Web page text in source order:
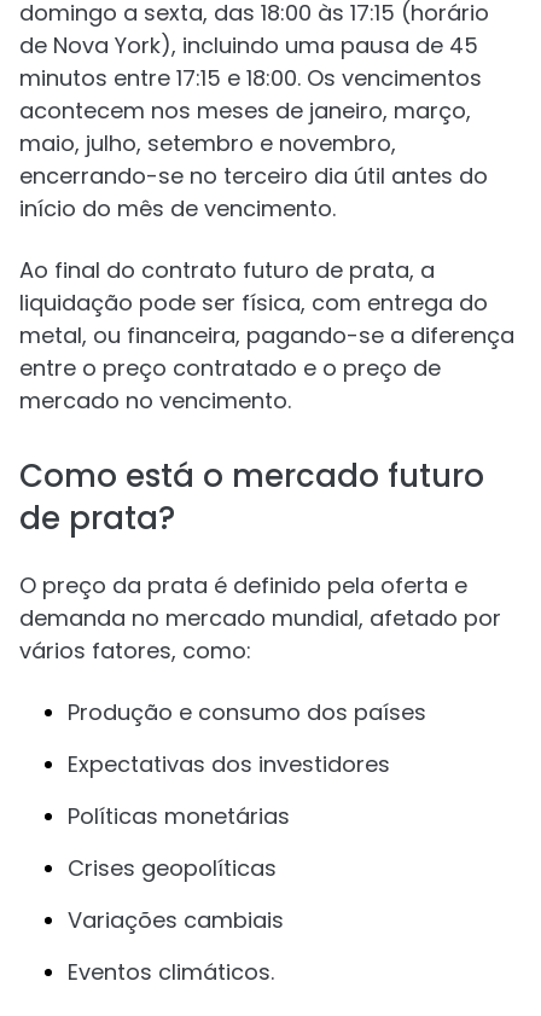
domingo a sexta, das 18:00 às 17:15 (horário
de Nova York), incluindo uma pausa de 45
minutos entre 17:15 e 18:00. Os vencimentos
acontecem nos meses de janeiro, março,
maio, julho, setembro e novembro,
encerrando-se no terceiro dia útil antes do
início do mês de vencimento.
Ao final do contrato futuro de prata, a
liquidação pode ser física, com entrega do
metal, ou financeira, pagando-se a diferença
entre o preço contratado e o preço de
mercado no vencimento.
Como está o mercado futuro
de prata?
O preço da prata é definido pela oferta e
demanda no mercado mundial, afetado por
vários fatores, como:
Produção e consumo dos países
Expectativas dos investidores
Políticas monetárias
Crises geopolíticas
Variações cambiais
Eventos climáticos.